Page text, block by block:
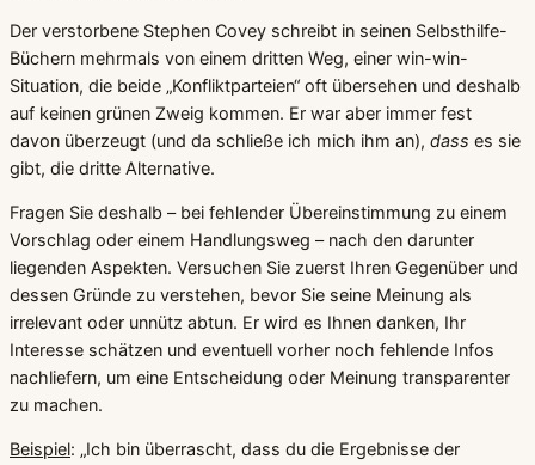
Der verstorbene Stephen Covey schreibt in seinen Selbsthilfe-
Büchern mehrmals von einem dritten Weg, einer win-win-
Situation, die beide „Konfliktparteien“ oft übersehen und deshalb
auf keinen grünen Zweig kommen. Er war aber immer fest
davon überzeugt (und da schließe ich mich ihm an), dass es sie
gibt, die dritte Alternative.
Fragen Sie deshalb – bei fehlender Übereinstimmung zu einem
Vorschlag oder einem Handlungsweg – nach den darunter
liegenden Aspekten. Versuchen Sie zuerst Ihren Gegenüber und
dessen Gründe zu verstehen, bevor Sie seine Meinung als
irrelevant oder unnütz abtun. Er wird es Ihnen danken, Ihr
Interesse schätzen und eventuell vorher noch fehlende Infos
nachliefern, um eine Entscheidung oder Meinung transparenter
zu machen.
Beispiel: „Ich bin überrascht, dass du die Ergebnisse der